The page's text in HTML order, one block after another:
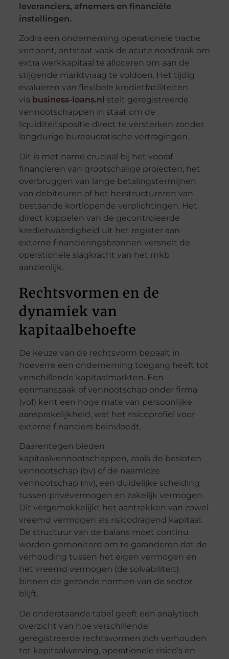
leveranciers, afnemers en financiële
instellingen.
Zodra een onderneming operationele tractie
vertoont, ontstaat vaak de acute noodzaak om
extra werkkapitaal te alloceren om aan de
stijgende marktvraag te voldoen. Het tijdig
evalueren van flexibele kredietfaciliteiten
via business-loans.nl stelt geregistreerde
vennootschappen in staat om de
liquiditeitspositie direct te versterken zonder
langdurige bureaucratische vertragingen.
Dit is met name cruciaal bij het vooraf
financieren van grootschalige projecten, het
overbruggen van lange betalingstermijnen
van debiteuren of het herstructureren van
bestaande kortlopende verplichtingen. Het
direct koppelen van de gecontroleerde
kredietwaardigheid uit het register aan
externe financieringsbronnen versnelt de
operationele slagkracht van het mkb
aanzienlijk.
Rechtsvormen en de
dynamiek van
kapitaalbehoefte
De keuze van de rechtsvorm bepaalt in
hoeverre een onderneming toegang heeft tot
verschillende kapitaalmarkten. Een
eenmanszaak of vennootschap onder firma
(vof) kent een hoge mate van persoonlijke
aansprakelijkheid, wat het risicoprofiel voor
externe financiers beïnvloedt.
Daarentegen bieden
kapitaalvennootschappen, zoals de besloten
vennootschap (bv) of de naamloze
vennootschap (nv), een duidelijke scheiding
tussen privévermogen en zakelijk vermogen.
Dit vergemakkelijkt het aantrekken van zowel
vreemd vermogen als risicodragend kapitaal.
De structuur van de balans moet continu
worden gemonitord om te garanderen dat de
verhouding tussen het eigen vermogen en
het vreemd vermogen (de solvabiliteit)
binnen de gezonde normen van de sector
blijft.
De onderstaande tabel geeft een analytisch
overzicht van hoe verschillende
geregistreerde rechtsvormen zich verhouden
tot kapitaalwerving, operationele risico’s en